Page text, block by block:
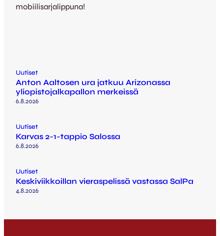
mobiilisarjalippuna!
Uutiset
Anton Aaltosen ura jatkuu Arizonassa
yliopistojalkapallon merkeissä
6.8.2026
Uutiset
Karvas 2-1-tappio Salossa
6.8.2026
Uutiset
Keskiviikkoillan vieraspelissä vastassa SalPa
4.8.2026